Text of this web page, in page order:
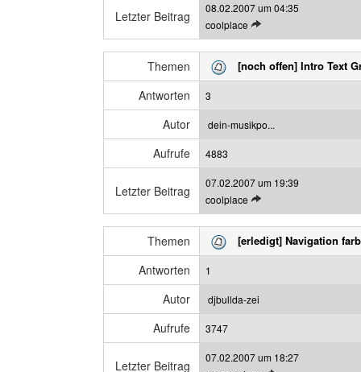
r
a
g
n
i
Letzter Beitrag
08.02.2007 um 04:35
coolplace L
e
t
z
n
t
r
a
a
e
n
Themen [noch offen] Intro Text
Antworten 3
Autor dein-musikpo...
Aufrufe 4883
Letzter Beitrag
07.02.2007 um 19:39
coolplace L
e
t
z
t
Themen [erledigt] Navigation
Antworten 1
Autor djbullda-zei
Aufrufe 3747
Letzter Beitrag
07.02.2007 um 18:27